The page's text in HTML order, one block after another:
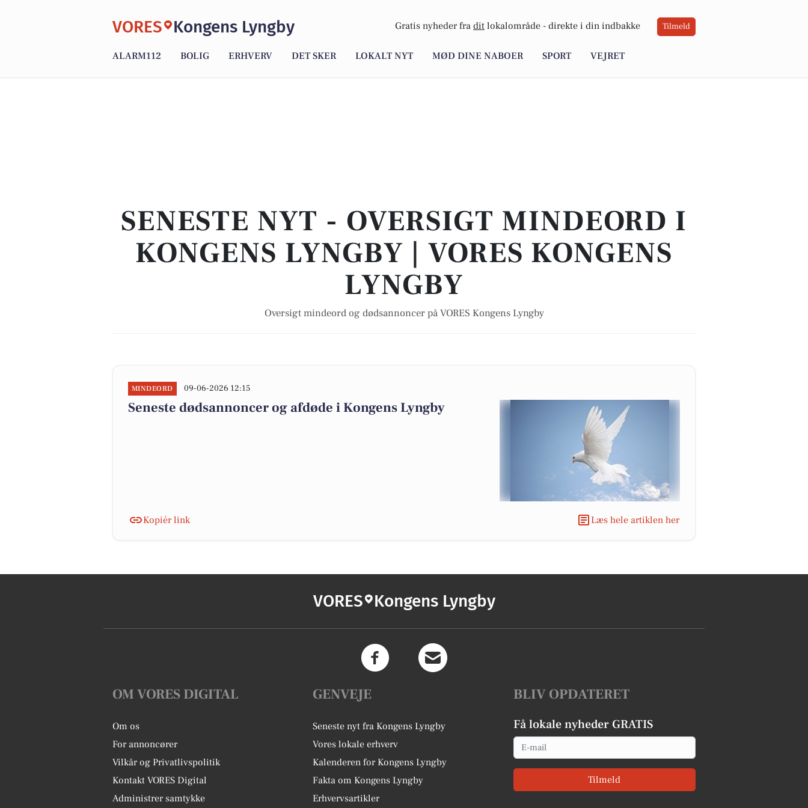
VORES Kongens Lyngby Gratis nyheder fra dit lokalområde - direkte i din indbakke Tilmeld
ALARM112 BOLIG ERHVERV DET SKER LOKALT NYT MØD DINE NABOER SPORT VEJRET
SENESTE NYT - OVERSIGT MINDEORD I
KONGENS LYNGBY | VORES KONGENS
LYNGBY
Oversigt mindeord og dødsannoncer på VORES Kongens Lyngby
MINDEORD 09-06-2026 12:15
Seneste dødsannoncer og afdøde i Kongens Lyngby
Kopiér link Læs hele artiklen her
VORES Kongens Lyngby
OM VORES DIGITAL
Om os
For annoncører
Vilkår og Privatlivspolitik
Kontakt VORES Digital
Administrer samtykke
GENVEJE
Seneste nyt fra Kongens Lyngby
Vores lokale erhverv
Kalenderen for Kongens Lyngby
Fakta om Kongens Lyngby
Erhvervsartikler
BLIV OPDATERET
Få lokale nyheder GRATIS
Email
Tilmeld